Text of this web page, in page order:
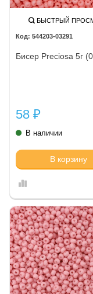
БЫСТРЫЙ
544203-03291
Бисер Preciosa 5г
58 ₽
В наличии
В корзину